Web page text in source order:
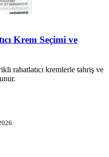
Krem Seçimi ve
rahatlatıcı kremlerle tahriş ve